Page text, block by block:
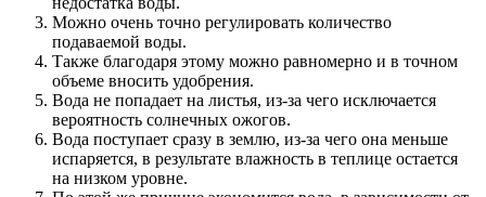
Можно очень точно регулировать количество
подаваемой воды.
Также благодаря этому можно равномерно и в точном
объеме вносить удобрения.
Вода не попадает на листья, из-за чего исключается
вероятность солнечных ожогов.
Вода поступает сразу в землю, из-за чего она меньше
испаряется, в результате влажность в теплице остается
на низком уровне.